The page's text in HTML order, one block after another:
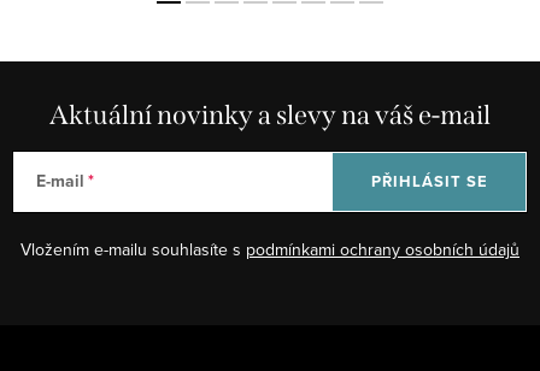
Aktuální novinky a slevy na váš e-mail
E-mail
Vložením e-mailu souhlasíte s podmínkami ochrany osobních údajů
PŘIHLÁSIT SE